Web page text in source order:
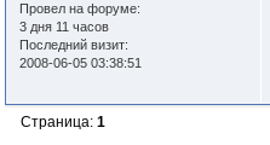
Провел на форуме:
3 дня 11 часов
Последний визит:
2008-06-05 03:38:51
Страница: 1